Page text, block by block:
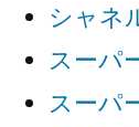
シャネ
スーパ
スーパ